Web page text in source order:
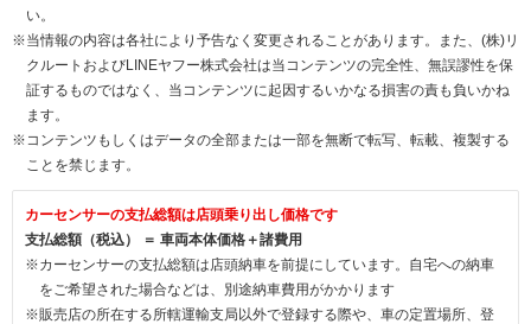
い。
※当情報の内容は各社により予告なく変更されることがあります。また、(株)リ
クルートおよびLINEヤフー株式会社は当コンテンツの完全性、無誤謬性を保
証するものではなく、当コンテンツに起因するいかなる損害の責も負いかね
ます。
※コンテンツもしくはデータの全部または一部を無断で転写、転載、複製する
ことを禁じます。
カーセンサーの支払総額は店頭乗り出し価格です
支払総額（税込） ＝ 車両本体価格＋諸費用
※カーセンサーの支払総額は店頭納車を前提にしています。自宅への納車
をご希望された場合などは、別途納車費用がかかります
※販売店の所在する所轄運輸支局以外で登録する際や、車の定置場所、登